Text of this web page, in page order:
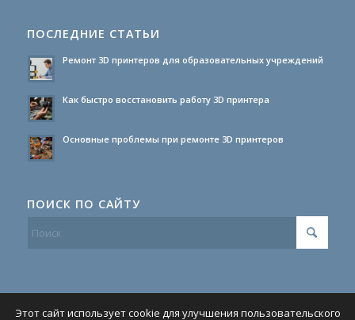
ПОСЛЕДНИЕ СТАТЬИ
Ремонт 3D принтеров для образовательных учреждений
Как быстро восстановить работу 3D принтера
Основные проблемы при ремонте 3D принтеров
ПОИСК ПО САЙТУ
Этот сайт использует cookie для улучшения пользовательского